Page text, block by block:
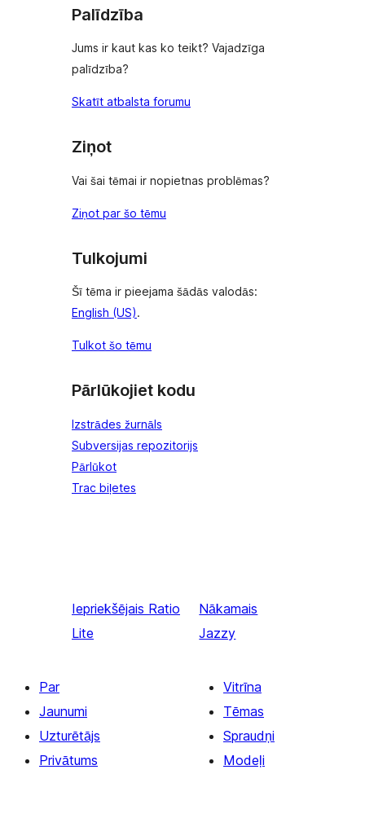
Palīdzība
Jums ir kaut kas ko teikt? Vajadzīga
palīdzība?
Skatīt atbalsta forumu
Ziņot
Vai šai tēmai ir nopietnas problēmas?
Ziņot par šo tēmu
Tulkojumi
Šī tēma ir pieejama šādās valodās:
English (US).
Tulkot šo tēmu
Pārlūkojiet kodu
Izstrādes žurnāls
Subversijas repozitorijs
Pārlūkot
Trac biļetes
Iepriekšējais Ratio
Lite
Nākamais
Jazzy
Par
Jaunumi
Uzturētājs
Privātums
Vitrīna
Tēmas
Spraudņi
Modeļi